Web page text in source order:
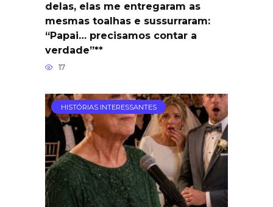
delas, elas me entregaram as
mesmas toalhas e sussurraram:
“Papai… precisamos contar a
verdade”**
17
HISTÓRIAS INTERESSANTES